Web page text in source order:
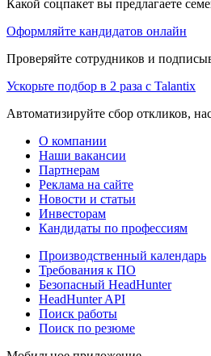
Какой соцпакет вы предлагаете
Оформляйте кандидатов онлайн
Проверяйте сотрудников и
Ускорьте подбор в 2 раза с Talantix
Автоматизируйте сбор откликов,
О компании
Наши вакансии
Партнерам
Реклама на сайте
Новости и статьи
Инвесторам
Кандидаты по профессиям
Производственный календарь
Требования к ПО
Безопасный HeadHunter
HeadHunter API
Поиск работы
Поиск по резюме